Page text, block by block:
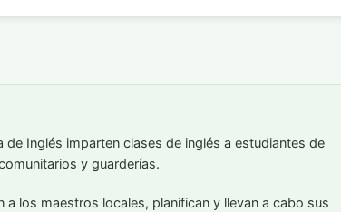
Inglés imparten clases de inglés a estudiantes de
y guarderías.
los maestros locales, planifican y llevan a cabo sus